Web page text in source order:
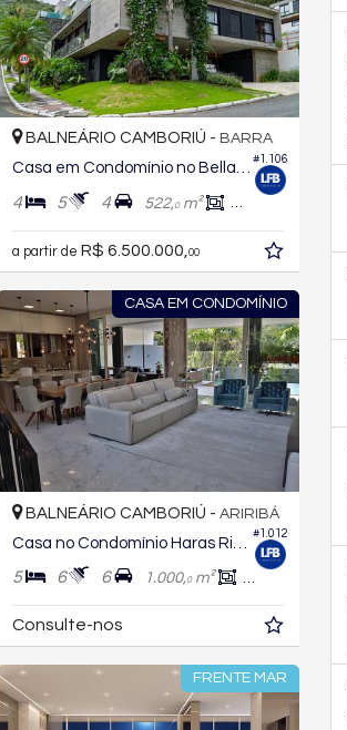
#1.106
BALNEÁRIO CAMBORIÚ - BARRA
Casa em Condomínio no Bella Vista Residence Club
4 5 4 522,0m² 437,
a partir de R$ 6.500.000, 00
CASA EM CONDOMÍNIO
#1.012
BALNEÁRIO CAMBORIÚ - ARIRIBÁ
5 6 6 1.000,0m² 700,
Consulte-nos
FRENTE MAR